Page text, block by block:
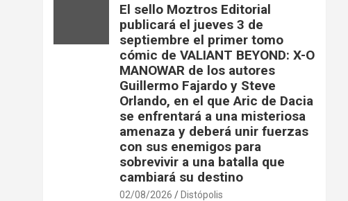
El sello Moztros Editorial
publicará el jueves 3 de
septiembre el primer tomo
cómic de VALIANT BEYOND: X-O
MANOWAR de los autores
Guillermo Fajardo y Steve
Orlando, en el que Aric de Dacia
se enfrentará a una misteriosa
amenaza y deberá unir fuerzas
con sus enemigos para
sobrevivir a una batalla que
cambiará su destino
02/08/2026 Distópolis